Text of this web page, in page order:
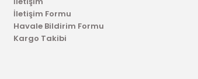
İletişim Formu
Havale Bildirim Formu
Kargo Takibi